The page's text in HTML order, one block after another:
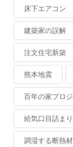
床下エアコン
建築家の誤解
注文住宅新築
熊本地震
百年の家プロ
給気口目詰まり
調湿する断熱材